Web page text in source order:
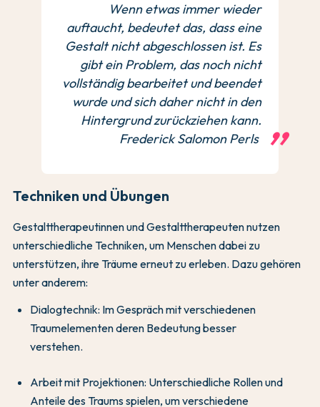
Wenn etwas immer wieder
auftaucht, bedeutet das, dass eine
Gestalt nicht abgeschlossen ist. Es
gibt ein Problem, das noch nicht
vollständig bearbeitet und beendet
wurde und sich daher nicht in den
Hintergrund zurückziehen kann.
Frederick Salomon Perls
Techniken und Übungen
Gestalttherapeutinnen und Gestalttherapeuten nutzen
unterschiedliche Techniken, um Menschen dabei zu
unterstützen, ihre Träume erneut zu erleben. Dazu gehören
unter anderem:
Dialogtechnik: Im Gespräch mit verschiedenen
Traumelementen deren Bedeutung besser
verstehen.
Arbeit mit Projektionen: Unterschiedliche Rollen und
Anteile des Traums spielen, um verschiedene